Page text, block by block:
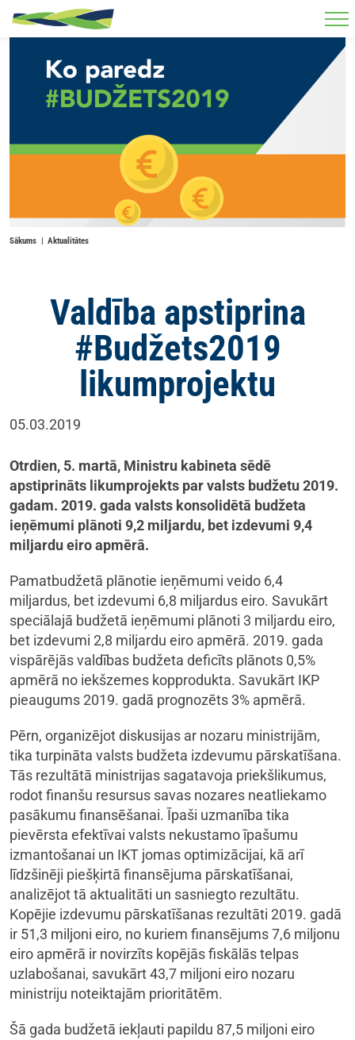
Skip to main content
Sākums Aktualitātes
Valdība apstiprina
#Budžets2019
likumprojektu
05.03.2019
Otrdien, 5. martā, Ministru kabineta sēdē
apstiprināts likumprojekts par valsts budžetu 2019.
gadam. 2019. gada valsts konsolidētā budžeta
ieņēmumi plānoti 9,2 miljardu, bet izdevumi 9,4
miljardu eiro apmērā.
Pamatbudžetā plānotie ieņēmumi veido 6,4
miljardus, bet izdevumi 6,8 miljardus eiro. Savukārt
speciālajā budžetā ieņēmumi plānoti 3 miljardu eiro,
bet izdevumi 2,8 miljardu eiro apmērā. 2019. gada
vispārējās valdības budžeta deficīts plānots 0,5%
apmērā no iekšzemes kopprodukta. Savukārt IKP
pieaugums 2019. gadā prognozēts 3% apmērā.
Pērn, organizējot diskusijas ar nozaru ministrijām,
tika turpināta valsts budžeta izdevumu pārskatīšana.
Tās rezultātā ministrijas sagatavoja priekšlikumus,
rodot finanšu resursus savas nozares neatliekamo
pasākumu finansēšanai. Īpaši uzmanība tika
pievērsta efektīvai valsts nekustamo īpašumu
izmantošanai un IKT jomas optimizācijai, kā arī
līdzšinēji piešķirtā finansējuma pārskatīšanai,
analizējot tā aktualitāti un sasniegto rezultātu.
Kopējie izdevumu pārskatīšanas rezultāti 2019. gadā
ir 51,3 miljoni eiro, no kuriem finansējums 7,6 miljonu
eiro apmērā ir novirzīts kopējās fiskālās telpas
uzlabošanai, savukārt 43,7 miljoni eiro nozaru
ministriju noteiktajām prioritātēm.
Šā gada budžetā iekļauti papildu 87,5 miljoni eiro